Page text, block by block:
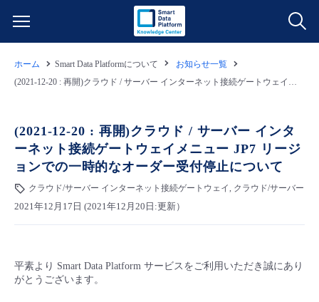
クラウド/サーバー
ネットワーク
モニタリング/監査
データ利活用
クラウド/サーバー
IoT
料金情報
料金シミュレーター
クラウド/サーバー
ご利用開始ガイド
- 管理機能
- バックアップ
故障/メンテナンス情報
ホーム Smart Data Platformについて
お知らせ一覧
(2021-12-20 : 再開)クラウド / サーバー インターネット接続ゲートウェイメニュー JP7 リージョンでの一時的なオーダー受付停止について
(2021-12-20 : 再開)クラウド / サーバー インタ
ーネット接続ゲートウェイメニュー JP7 リージ
ョンでの一時的なオーダー受付停止について
クラウド/サーバー インターネット接続ゲートウェイ, クラウド/サーバー
2021年12月17日 (2021年12月20日:更新）
平素より Smart Data Platform サービスをご利用いただき誠にあり
がとうございます。